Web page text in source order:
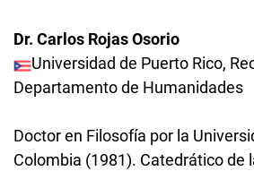
Dr. Carlos Rojas Osorio
Universidad de Puerto Rico,
Departamento de Humanidades
Doctor en Filosofía por la
Colombia (1981). Catedrático de